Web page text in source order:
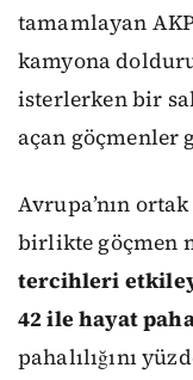
tamamlayan
kamyona
isterlerken bir
açan göçmenler
Avrupa’nın
birlikte göçmen
tercihleri
42 ile hayat
pahalılığını